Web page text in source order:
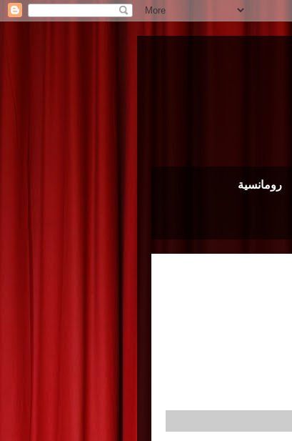
رومانسية